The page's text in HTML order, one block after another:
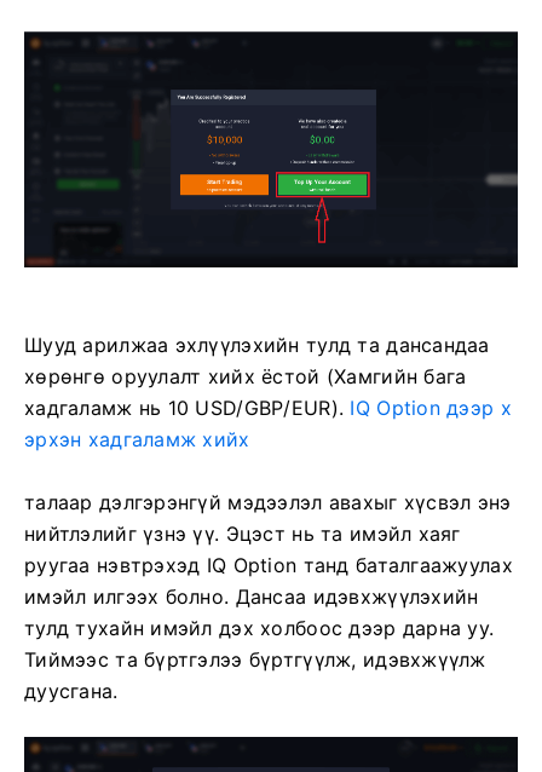
Шууд арилжаа эхлүүлэхийн тулд та дансандаа
хөрөнгө оруулалт хийх ёстой (Хамгийн бага
хадгаламж нь 10 USD/GBP/EUR). IQ Option дээр х
эрхэн хадгаламж хийх
талаар дэлгэрэнгүй мэдээлэл авахыг хүсвэл энэ
нийтлэлийг үзнэ үү. Эцэст нь та имэйл хаяг
руугаа нэвтрэхэд IQ Option танд баталгаажуулах
имэйл илгээх болно. Дансаа идэвхжүүлэхийн
тулд тухайн имэйл дэх холбоос дээр дарна уу.
Тиймээс та бүртгэлээ бүртгүүлж, идэвхжүүлж
дуусгана.